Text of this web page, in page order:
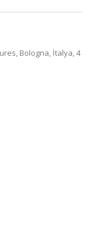
Bologna, İtalya, 4